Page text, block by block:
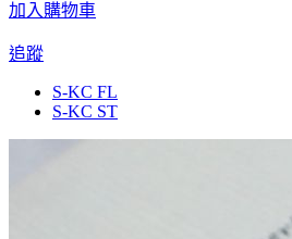
加入購物車
追蹤
S-KC FL
S-KC ST